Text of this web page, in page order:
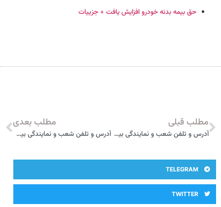
حق بیمه بدنه خودرو افزایش یافت + جزییات
مطلب قبلی
آدرس و تلفن شعب و نمایندگی بیمه ایران در بیدستان
مطلب بعدی
آدرس و تلفن شعب و نمایندگی بیمه ایران در آبیک
TELEGRAM
TWITTER